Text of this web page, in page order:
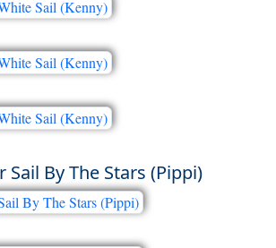
Sail By The Stars (Pippi)